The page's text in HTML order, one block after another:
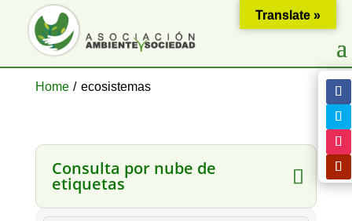
Home / ecosistemas
Consulta por nube de
etiquetas
Translate »